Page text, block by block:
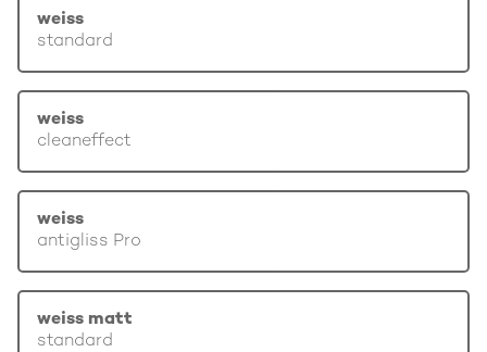
weiss
standard
weiss
cleaneffect
weiss
antigliss Pro
weiss matt
standard